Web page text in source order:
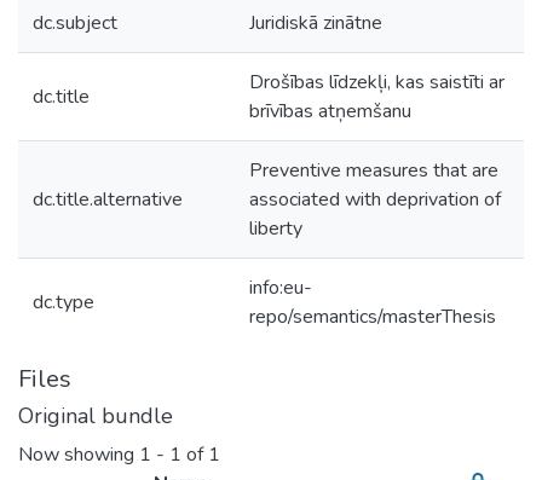
dc.subject Juridiskā zinātne
dc.title
Drošības līdzekļi, kas saistīti ar
brīvības atņemšanu
dc.title.alternative
Preventive measures that are
associated with deprivation of
liberty
dc.type
info:eu-
repo/semantics/masterThesis
Files
Original bundle
Now showing 1 - 1 of 1